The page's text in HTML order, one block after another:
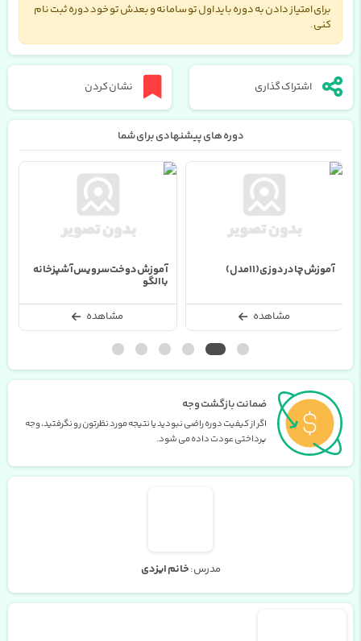
برای امتیاز دادن به دوره باید اول تو سامانه و بعدش تو خود دوره ثبت نام
کنی.
اشتراک گذاری نشان کردن
دوره های پیشنهادی برای شما
آموزش چادر دوزی (11 مدل)
مشاهده
آموزش دوخت سرویس آشپزخانه
با الگو
مشاهده
ضمانت بازگشت وجه
اگر از کیفیت دوره راضی نبودید یا نتیجه مورد نظرتون رو نگرفتید، وجه
پرداختی عودت داده می شود.
مدرس:خانم ایزدی